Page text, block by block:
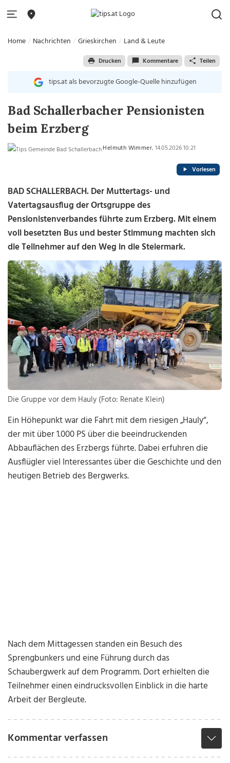
Home Nachrichten Grieskirchen Land & Leute
Drucken Kommentare Teilen
tips.at als bevorzugte Google-Quelle hinzufügen
Bad Schallerbacher Pensionisten
beim Erzberg
Helmuth Wimmer, 14.05.2026 10:21
Vorlesen
BAD SCHALLERBACH. Der Muttertags- und
Vatertagsausflug der Ortsgruppe des
Pensionistenverbandes führte zum Erzberg. Mit einem
voll besetzten Bus und bester Stimmung machten sich
die Teilnehmer auf den Weg in die Steiermark.
Die Gruppe vor dem Hauly (Foto: Renate Klein)
Ein Höhepunkt war die Fahrt mit dem riesigen „Hauly“,
der mit über 1.000 PS über die beeindruckenden
Abbauflächen des Erzbergs führte. Dabei erfuhren die
Ausflügler viel Interessantes über die Geschichte und den
heutigen Betrieb des Bergwerks.
Nach dem Mittagessen standen ein Besuch des
Sprengbunkers und eine Führung durch das
Schaubergwerk auf dem Programm. Dort erhielten die
Teilnehmer einen eindrucksvollen Einblick in die harte
Arbeit der Bergleute.
Kommentar verfassen